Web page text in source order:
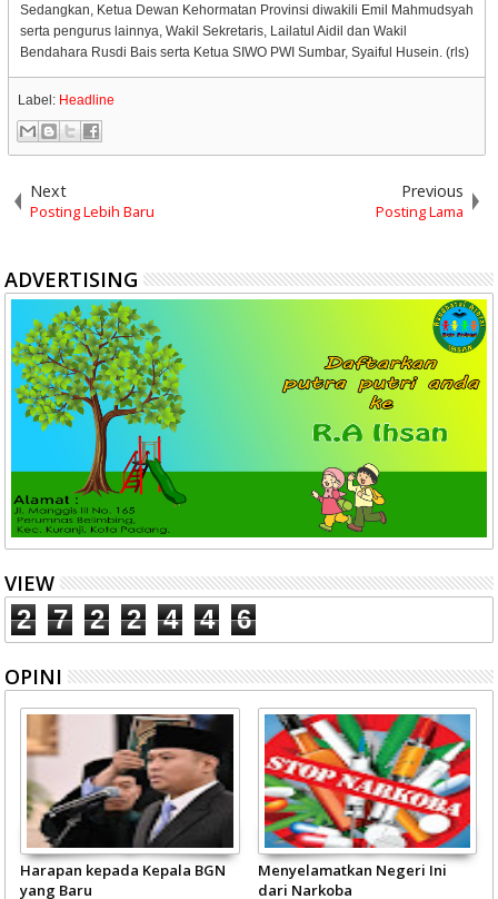
Sedangkan, Ketua Dewan Kehormatan Provinsi diwakili Emil Mahmudsyah
serta pengurus lainnya, Wakil Sekretaris, Lailatul Aidil dan Wakil
Bendahara Rusdi Bais serta Ketua SIWO PWI Sumbar, Syaiful Husein. (rls)
Label: Headline
Next
Posting Lebih Baru
Previous
Posting Lama
ADVERTISING
VIEW
2 7 2 2 4 4 6
OPINI
Harapan kepada Kepala BGN
yang Baru
Menyelamatkan Negeri Ini
dari Narkoba